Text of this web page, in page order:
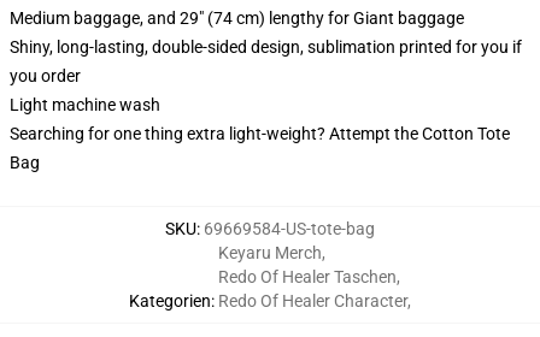
Medium baggage, and 29" (74 cm) lengthy for Giant baggage
Shiny, long-lasting, double-sided design, sublimation printed for you if
you order
Light machine wash
Searching for one thing extra light-weight? Attempt the Cotton Tote
Bag
SKU: 69669584-US-tote-bag
Kategorien:
Keyaru Merch,
Redo Of Healer Taschen,
Redo Of Healer Character,